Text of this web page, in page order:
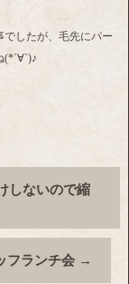
したが、毛先にパー
(*´∀`)♪
しないので縮
フランチ会 →